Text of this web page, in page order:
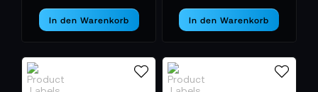
In den Warenkorb In den Warenkorb